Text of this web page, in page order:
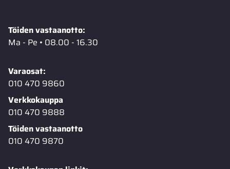
Töiden vastaanotto:
Ma - Pe • 08.00 - 16.30
Varaosat:
010 470 9860
Verkkokauppa
010 470 9888
Töiden vastaanotto
010 470 9870